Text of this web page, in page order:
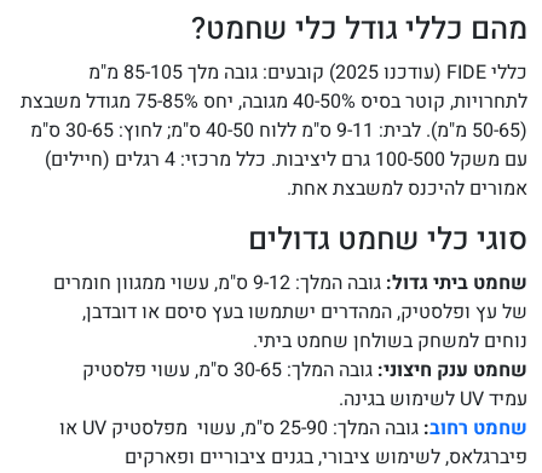
מהם כללי גודל כלי שחמט?
כללי FIDE (עודכנו 2025) קובעים: גובה מלך 85-105 מ"מ
לתחרויות, קוטר בסיס 40-50% מגובה, יחס 75-85% מגודל משבצת
(50-65 מ"מ). לבית: 9-11 ס"מ ללוח 40-50 ס"מ; לחוץ: 30-65 ס"מ
עם משקל 100-500 גרם ליציבות. כלל מרכזי: 4 רגלים (חיילים)
אמורים להיכנס למשבצת אחת.
סוגי כלי שחמט גדולים
שחמט ביתי גדול:
גובה המלך: 9-12 ס"מ, עשוי ממגוון חומרים
של עץ ופלסטיק, המהדרים ישתמשו בעץ סיסם או דובדבן,
נוחים למשחק בשולחן שחמט ביתי.
שחמט ענק חיצוני:
גובה המלך: 30-65 ס"מ, עשוי פלסטיק
עמיד UV לשימוש בגינה.
שחמט רחוב:
גובה המלך: 25-90 ס"מ, עשוי מפלסטיק UV או
פיברגלאס, לשימוש ציבורי, בגנים ציבוריים ופארקים